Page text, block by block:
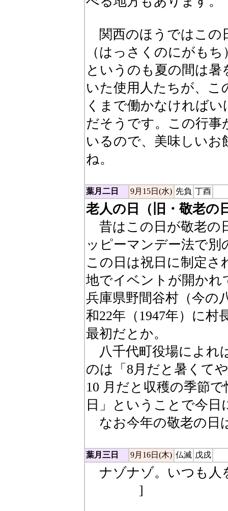
関西のほうではこの
（はっさくのにがも
というのも夏の間は
いた使用人たちが、こ
くまで働かなければ
だそうです。この行
いるので、美味しい
ね。
葉月二日 9月15日(水) 先負 丁酉
老人の日（旧・敬老の
昔はこの日が敬老の
ッピーマンデー法で
この日は祝日に制定さ
地でイベントが開かれ
兵庫県野間谷村（今の
和22年（1947年）に
最初だとか。
八千代町役場によれ
のは「8月だと暑くて
10 月だと収穫の季節
日」ということで今
なお今年の敬老の日
葉月三日 9月16日(木) 仏滅 戊戌
ナゾナゾ。いつも人
]